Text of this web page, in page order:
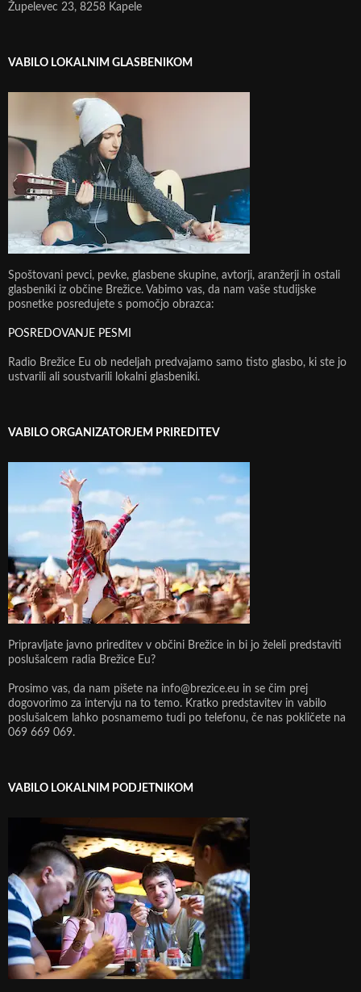
Župelevec 23, 8258 Kapele
VABILO LOKALNIM GLASBENIKOM
Spoštovani pevci, pevke, glasbene skupine, avtorji, aranžerji in ostali
glasbeniki iz občine Brežice. Vabimo vas, da nam vaše studijske
posnetke posredujete s pomočjo obrazca:
POSREDOVANJE PESMI
Radio Brežice Eu ob nedeljah predvajamo samo tisto glasbo, ki ste jo
ustvarili ali soustvarili lokalni glasbeniki.
VABILO ORGANIZATORJEM PRIREDITEV
Pripravljate javno prireditev v občini Brežice in bi jo želeli predstaviti
poslušalcem radia Brežice Eu?
Prosimo vas, da nam pišete na info@brezice.eu in se čim prej
dogovorimo za intervju na to temo. Kratko predstavitev in vabilo
poslušalcem lahko posnamemo tudi po telefonu, če nas pokličete na
069 669 069.
VABILO LOKALNIM PODJETNIKOM